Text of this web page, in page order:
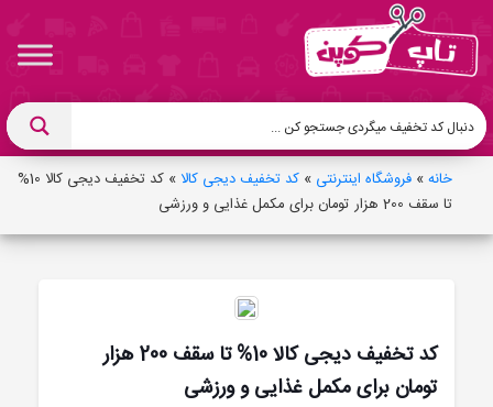
خانه» فروشگاه اینترنتی » کد تخفیف دیجی کالا »
کد تخفیف دیجی کالا 10%
تا سقف 200 هزار تومان برای مکمل غذایی و ورزشی
کد تخفیف دیجی کالا 10% تا سقف 200 هزار
تومان برای مکمل غذایی و ورزشی